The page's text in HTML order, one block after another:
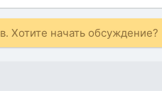
Хотите начать обсуждение?